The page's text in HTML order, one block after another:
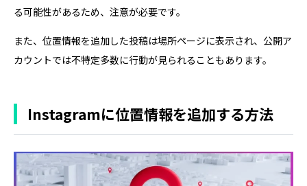
る可能性があるため、注意が必要です。
また、位置情報を追加した投稿は場所ページに表示され、公開ア
カウントでは不特定多数に行動が見られることもあります。
Instagramに位置情報を追加する方法